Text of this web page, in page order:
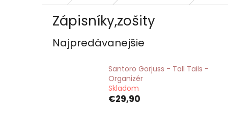
Zápisníky,zošity
Najpredávanejšie
Santoro Gorjuss - Tall Tails -
Organizér
Skladom
€29,90